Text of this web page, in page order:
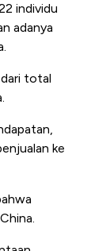
individu
adanya
total
ke